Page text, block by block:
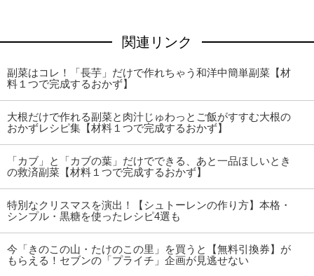
関連リンク
副菜はコレ！「長芋」だけで作れちゃう和洋中簡単副菜【材
料１つで完成するおかず】
大根だけで作れる副菜と肉汁じゅわっとご飯がすすむ大根の
おかずレシピ集【材料１つで完成するおかず】
「カブ」と「カブの葉」だけでできる、あと一品ほしいとき
の救済副菜【材料１つで完成するおかず】
特別なクリスマスを演出！【シュトーレンの作り方】本格・
シンプル・黒糖を使ったレシピ4選も
今「きのこの山・たけのこの里」を買うと【無料引換券】が
もらえる！セブンの「プライチ」企画が見逃せない